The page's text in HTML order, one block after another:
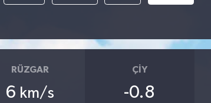
RÜZGAR
6 km/s
ÇIY
-0.8